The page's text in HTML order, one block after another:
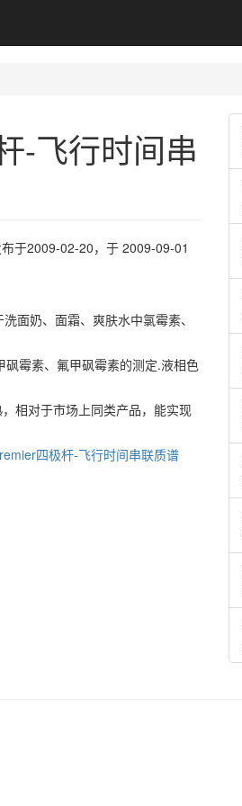
-飞行时间串
于2009-02-20，于 2009-09-01
面奶、面霜、爽肤水中氯霉素、
霉素、氟甲砜霉素的测定.液相色
相对于市场上同类产品，能实现
四极杆-飞行时间串联质谱